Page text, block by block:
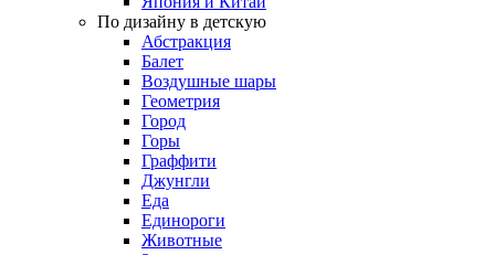
По дизайну в детскую
Абстракция
Балет
Воздушные шары
Геометрия
Город
Горы
Граффити
Джунгли
Еда
Единороги
Животные